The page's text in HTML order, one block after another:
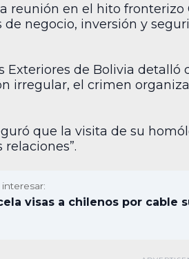
reunión en el hito
negocio, inversión y
Exteriores de Bolivia
irregular, el crimen
que la visita de su
visas a chilenos por cable